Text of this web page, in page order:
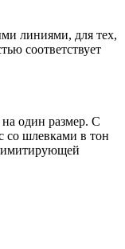
линиями, для тех,
соответствует
один размер. С
со шлевками в тон
имитирующей